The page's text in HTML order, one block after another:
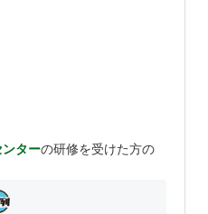
ンターの研修を受けた方の